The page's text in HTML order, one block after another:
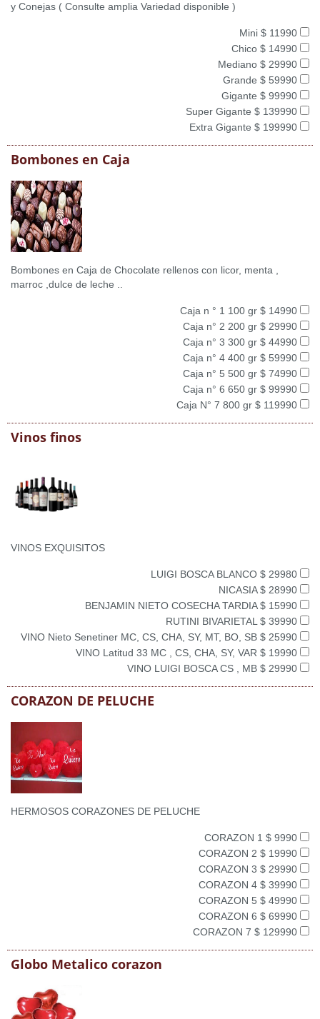
y Conejas ( Consulte amplia Variedad disponible )
Mini $ 11990
Chico $ 14990
Mediano $ 29990
Grande $ 59990
Gigante $ 99990
Super Gigante $ 139990
Extra Gigante $ 199990
Bombones en Caja
Bombones en Caja de Chocolate rellenos con licor, menta ,
marroc ,dulce de leche ..
Caja n ° 1 100 gr $ 14990
Caja n° 2 200 gr $ 29990
Caja n° 3 300 gr $ 44990
Caja n° 4 400 gr $ 59990
Caja n° 5 500 gr $ 74990
Caja n° 6 650 gr $ 99990
Caja N° 7 800 gr $ 119990
Vinos finos
VINOS EXQUISITOS
LUIGI BOSCA BLANCO $ 29980
NICASIA $ 28990
BENJAMIN NIETO COSECHA TARDIA $ 15990
RUTINI BIVARIETAL $ 39990
VINO Nieto Senetiner MC, CS, CHA, SY, MT, BO, SB $ 25990
VINO Latitud 33 MC , CS, CHA, SY, VAR $ 19990
VINO LUIGI BOSCA CS , MB $ 29990
CORAZON DE PELUCHE
HERMOSOS CORAZONES DE PELUCHE
CORAZON 1 $ 9990
CORAZON 2 $ 19990
CORAZON 3 $ 29990
CORAZON 4 $ 39990
CORAZON 5 $ 49990
CORAZON 6 $ 69990
CORAZON 7 $ 129990
Globo Metalico corazon